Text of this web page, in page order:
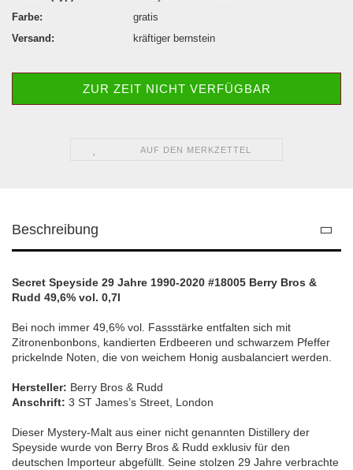
Farbe:
gratis
Versand:
kräftiger bernstein
ZUR ZEIT NICHT VERFÜGBAR
AUF DEN MERKZETTEL
Beschreibung
Secret Speyside 29 Jahre 1990-2020 #18005 Berry Bros &
Rudd 49,6% vol. 0,7l
Bei noch immer 49,6% vol. Fassstärke entfalten sich mit
Zitronenbonbons, kandierten Erdbeeren und schwarzem Pfeffer
prickelnde Noten, die von weichem Honig ausbalanciert werden.
Hersteller: Berry Bros & Rudd
Anschrift: 3 ST James’s Street, London
Dieser Mystery-Malt aus einer nicht genannten Distillery der
Speyside wurde von Berry Bros & Rudd exklusiv für den
deutschen Importeur abgefüllt. Seine stolzen 29 Jahre verbrachte